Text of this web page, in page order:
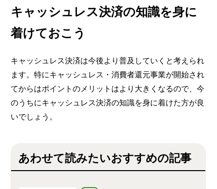
キャッシュレス決済の知識を身に
着けておこう
キャッシュレス決済は今後より普及していくと考えられ
ます。特にキャッシュレス・消費者還元事業が開始され
てからはポイントのメリットはより大きくなるので、今
のうちにキャッシュレス決済の知識を身に着けた方が良
いでしょう。
あわせて読みたいおすすめの記事